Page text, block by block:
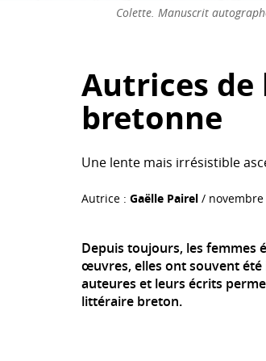
Colette. Manuscrit autographe
Autrices
bretonne
Une lente mais irrésistible
Autrice :Gaëlle Pairel / novembre
Depuis toujours, les femmes
œuvres, elles ont souvent été
auteures et leurs écrits
littéraire breton.